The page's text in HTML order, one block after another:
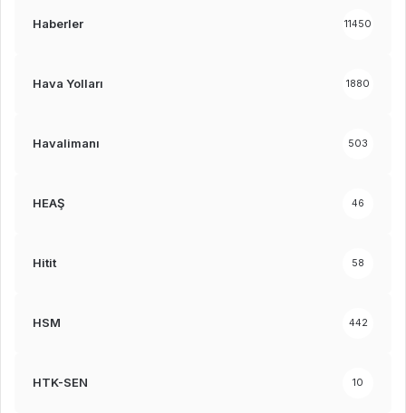
Haberler 11450
Hava Yolları 1880
Havalimanı 503
HEAŞ 46
Hitit 58
HSM 442
HTK-SEN 10